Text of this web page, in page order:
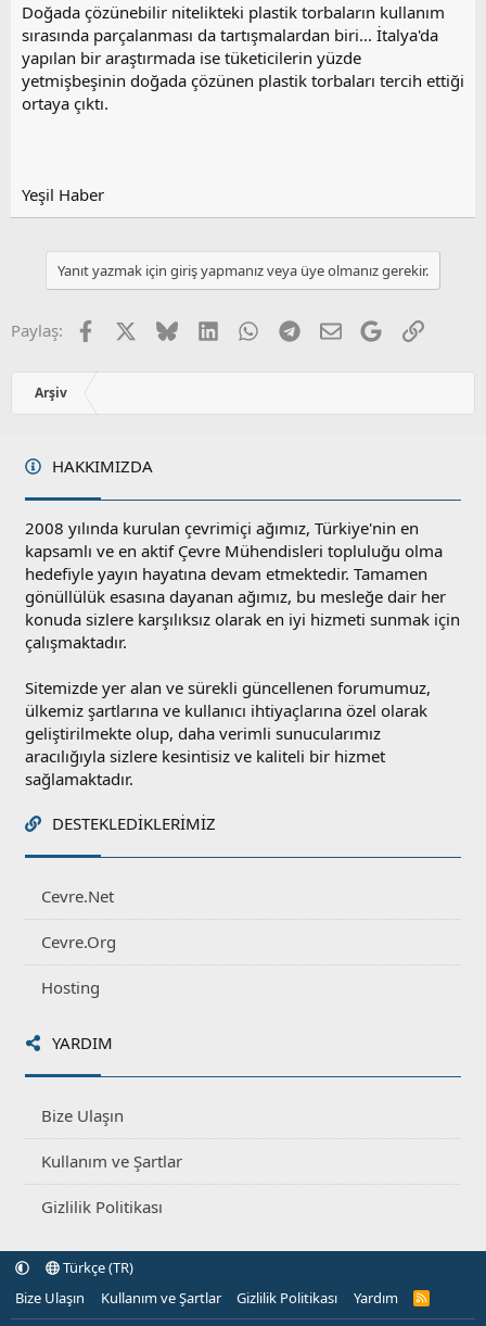
Doğada çözünebilir nitelikteki plastik torbaların kullanım
sırasında parçalanması da tartışmalardan biri... İtalya'da
yapılan bir araştırmada ise tüketicilerin yüzde
yetmişbeşinin doğada çözünen plastik torbaları tercih ettiği
ortaya çıktı.
Yeşil Haber
Yanıt yazmak için giriş yapmanız veya üye olmanız gerekir.
Paylaş: Facebook BlueskyLinkedInWhatsApp
Telegram
E-postaGoogleLink
Arşiv
HAKKIMIZDA
2008 yılında kurulan çevrimiçi ağımız, Türkiye'nin en
kapsamlı ve en aktif Çevre Mühendisleri topluluğu olma
hedefiyle yayın hayatına devam etmektedir. Tamamen
gönüllülük esasına dayanan ağımız, bu mesleğe dair her
konuda sizlere karşılıksız olarak en iyi hizmeti sunmak için
çalışmaktadır.
Sitemizde yer alan ve sürekli güncellenen forumumuz,
ülkemiz şartlarına ve kullanıcı ihtiyaçlarına özel olarak
geliştirilmekte olup, daha verimli sunucularımız
aracılığıyla sizlere kesintisiz ve kaliteli bir hizmet
sağlamaktadır.
DESTEKLEDIKLERIMIZ
Cevre.Net
Cevre.Org
Hosting
YARDIM
Bize Ulaşın
Kullanım ve Şartlar
Gizlilik Politikası
Türkçe (TR)
Bize Ulaşın
Kullanım ve Şartlar Gizlilik Politikası Yardım
R